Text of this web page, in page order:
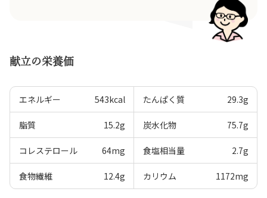
献立の栄養価
エネルギー 543kcal たんぱく質 29.3g
脂質 15.2g 炭水化物 75.7g
コレステロール 64mg 食塩相当量 2.7g
食物繊維 12.4g カリウム 1172mg